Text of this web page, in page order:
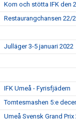
Kom och stötta IFK den
Restaurangchansen 22/
Julläger 3-5 januari 2022
IFK Umeå - Fyrisfjädern
Tomtesmashen 5:e
Umeå Svensk Grand Prix